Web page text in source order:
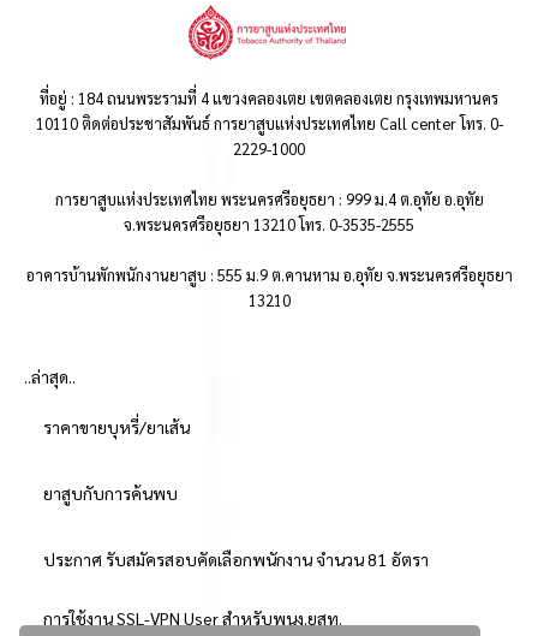
ที่อยู่ : 184 ถนนพระรามที่ 4 แขวงคลองเตย เขตคลองเตย กรุงเทพมหานคร
10110 ติดต่อประชาสัมพันธ์ การยาสูบแห่งประเทศไทย Call center โทร. 0-
2229-1000
การยาสูบแห่งประเทศไทย พระนครศรีอยุธยา : 999 ม.4 ต.อุทัย อ.อุทัย
จ.พระนครศรีอยุธยา 13210 โทร. 0-3535-2555
อาคารบ้านพักพนักงานยาสูบ : 555 ม.9 ต.คานหาม อ.อุทัย จ.พระนครศรีอยุธยา
13210
..ล่าสุด..
ราคาขายบุหรี่/ยาเส้น
ยาสูบกับการค้นพบ
ประกาศ รับสมัครสอบคัดเลือกพนักงาน จำนวน 81 อัตรา
การใช้งาน SSL-VPN User สำหรับพนง.ยสท.